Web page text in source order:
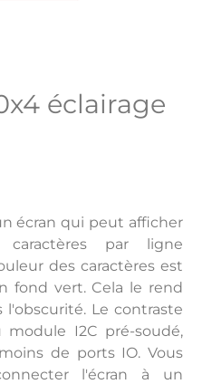
éclairage
écran qui peut afficher
par ligne
des caractères est
fond vert. Cela le rend
Le contraste
module I2C pré-soudé,
de ports IO. Vous
l'écran à un